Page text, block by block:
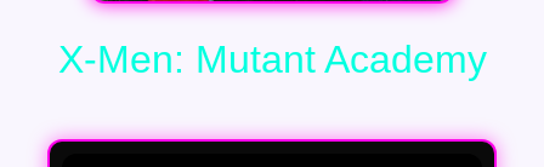
X-Men: Mutant Academy